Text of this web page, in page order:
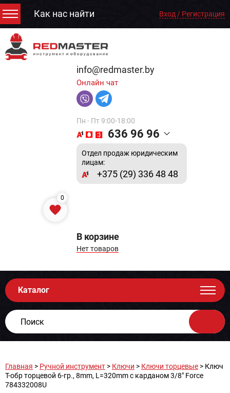
Как нас найти Вход / Регистрация
info@redmaster.by
Онлайн чат
Пн - Пт 9:00-18:00
636 96 96
Отдел продаж юридическим
лицам:
+375 (29) 336 48 48
0
В корзине
Нет товаров
Каталог
Главная > Ручной инструмент > Ключи > Ключи торцевые > Ключ
Т-обр торцевой 6-гр., 8mm, L=320mm с карданом 3/8" Force
784332008U